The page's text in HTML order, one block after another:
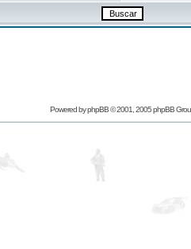
Powered byphpBB© 2001, 2005 phpBB